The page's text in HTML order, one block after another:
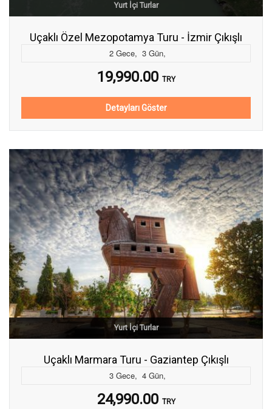
Yurt İçi Turlar
Uçaklı Özel Mezopotamya Turu - İzmir Çıkışlı
2 Gece, 3 Gün,
19,990.00 TRY
Detayları Göster
Yurt İçi Turlar
Uçaklı Marmara Turu - Gaziantep Çıkışlı
3 Gece, 4 Gün,
24,990.00 TRY